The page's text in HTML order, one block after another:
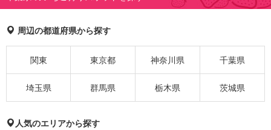
周辺の都道府県から探す
関東 東京都 神奈川県 千葉県
埼玉県 群馬県 栃木県 茨城県
人気のエリアから探す